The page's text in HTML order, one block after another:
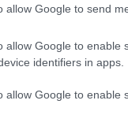
allow Google to send
allow Google to enable
identifiers in apps.
allow Google to enable